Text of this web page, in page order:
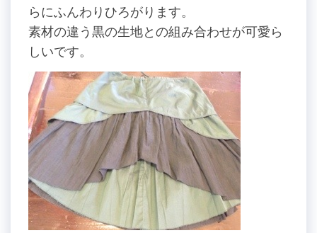
らにふんわりひろがります。
素材の違う黒の生地との組み合わせが可愛ら
しいです。